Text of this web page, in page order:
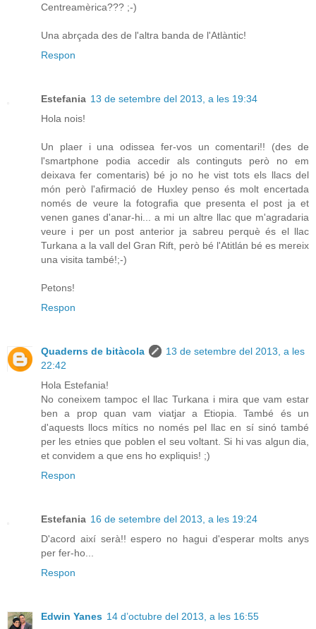
Centreamèrica??? ;-)
Una abrçada des de l'altra banda de l'Atlàntic!
Respon
Estefania 13 de setembre del 2013, a les 19:34
Hola nois!
Un plaer i una odissea fer-vos un comentari!! (des de
l'smartphone podia accedir als continguts però no em
deixava fer comentaris) bé jo no he vist tots els llacs del
món però l'afirmació de Huxley penso és molt encertada
només de veure la fotografia que presenta el post ja et
venen ganes d'anar-hi... a mi un altre llac que m'agradaria
veure i per un post anterior ja sabreu perquè és el llac
Turkana a la vall del Gran Rift, però bé l'Atitlán bé es mereix
una visita també!;-)
Petons!
Respon
Quaderns de bitàcola
13 de setembre del 2013, a les
22:42
Hola Estefania!
No coneixem tampoc el llac Turkana i mira que vam estar
ben a prop quan vam viatjar a Etiopia. També és un
d'aquests llocs mítics no només pel llac en sí sinó també
per les etnies que poblen el seu voltant. Si hi vas algun dia,
et convidem a que ens ho expliquis! ;)
Respon
Estefania 16 de setembre del 2013, a les 19:24
D'acord així serà!! espero no hagui d'esperar molts anys
per fer-ho...
Respon
Edwin Yanes 14 d’octubre del 2013, a les 16:55